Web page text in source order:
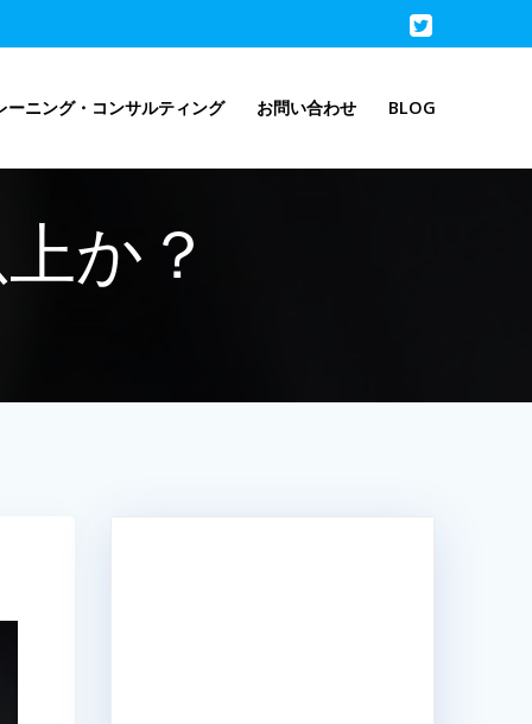
ーニング・コンサルティング お問い合わせ BLOG
か？